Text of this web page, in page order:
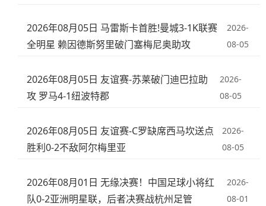
2026年08月05日 马雷斯卡首胜!曼城3-1K联赛
全明星 赖因德斯努里破门塞梅尼奥助攻
2026-
08-05
2026年08月05日 友谊赛-苏莱破门迪巴拉助
攻 罗马4-1纽波特郡
2026-
08-05
2026年08月05日 友谊赛-C罗缺席西马坎送点
胜利0-2不敌阿尔梅里亚
2026-
08-05
2026年08月01日 无缘决赛！中国足球小将红
队0-2亚洲明星联，后者决赛战杭州足管
2026-
08-01